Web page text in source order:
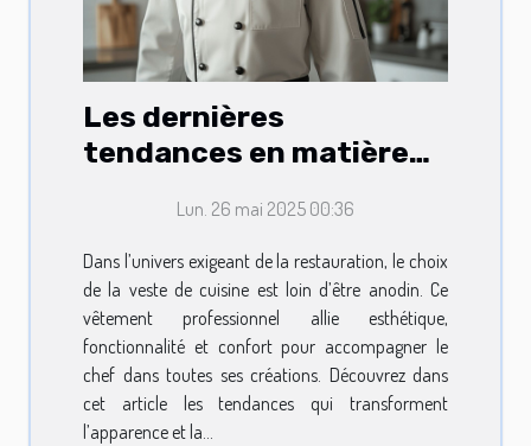
Les dernières
tendances en matière
pour professionnels
Lun. 26 mai 2025 00:36
Dans l’univers exigeant de la restauration, le choix
de la veste de cuisine est loin d’être anodin. Ce
vêtement professionnel allie esthétique,
fonctionnalité et confort pour accompagner le
chef dans toutes ses créations. Découvrez dans
cet article les tendances qui transforment
l’apparence et la...